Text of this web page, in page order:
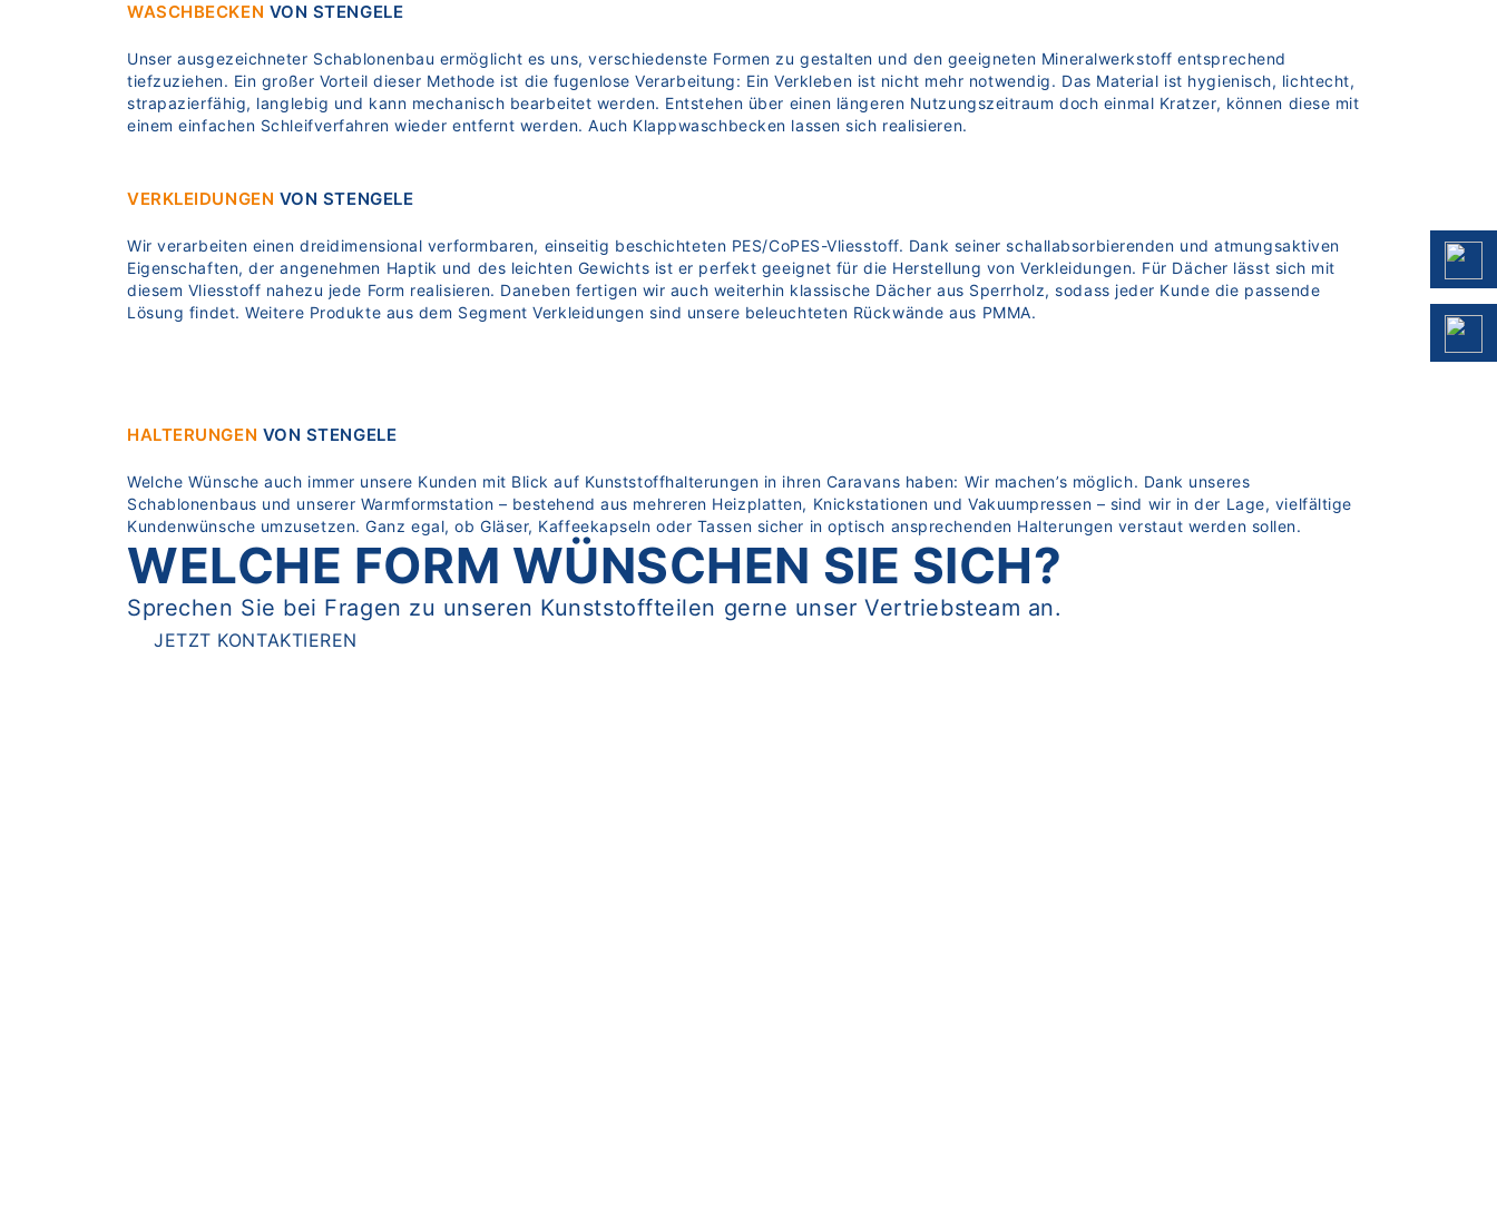
WASCHBECKEN VON STENGELE
Unser ausgezeichneter Schablonenbau ermöglicht es uns, verschiedenste Formen zu gestalten und den geeigneten Mineralwerkstoff entsprechend
tiefzuziehen. Ein großer Vorteil dieser Methode ist die fugenlose Verarbeitung: Ein Verkleben ist nicht mehr notwendig. Das Material ist hygienisch, lichtecht,
strapazierfähig, langlebig und kann mechanisch bearbeitet werden. Entstehen über einen längeren Nutzungszeitraum doch einmal Kratzer, können diese mit
einem einfachen Schleifverfahren wieder entfernt werden. Auch Klappwaschbecken lassen sich realisieren.
VERKLEIDUNGEN VON STENGELE
Wir verarbeiten einen dreidimensional verformbaren, einseitig beschichteten PES/CoPES-Vliesstoff. Dank seiner schallabsorbierenden und atmungsaktiven
Eigenschaften, der angenehmen Haptik und des leichten Gewichts ist er perfekt geeignet für die Herstellung von Verkleidungen. Für Dächer lässt sich mit
diesem Vliesstoff nahezu jede Form realisieren. Daneben fertigen wir auch weiterhin klassische Dächer aus Sperrholz, sodass jeder Kunde die passende
Lösung findet. Weitere Produkte aus dem Segment Verkleidungen sind unsere beleuchteten Rückwände aus PMMA.
HALTERUNGEN VON STENGELE
Welche Wünsche auch immer unsere Kunden mit Blick auf Kunststoffhalterungen in ihren Caravans haben: Wir machen’s möglich. Dank unseres
Schablonenbaus und unserer Warmformstation – bestehend aus mehreren Heizplatten, Knickstationen und Vakuumpressen – sind wir in der Lage, vielfältige
Kundenwünsche umzusetzen. Ganz egal, ob Gläser, Kaffeekapseln oder Tassen sicher in optisch ansprechenden Halterungen verstaut werden sollen.
WELCHE FORM WÜNSCHEN SIE SICH?
Sprechen Sie bei Fragen zu unseren Kunststoffteilen gerne unser Vertriebsteam an.
JETZT KONTAKTIEREN